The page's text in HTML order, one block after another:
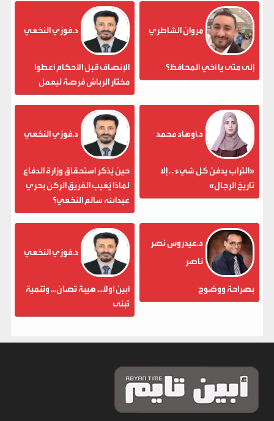
مروان الشاطري
إلى متى يا أخي المحافظ؟
د.فوزي النخعي
الإنصاف قبل الأحكام أعطوا
مختار الرباش فرصة ليعمل
د.أوهاد محمد
«التراب يدفن كل شيء . . إلا
تاريخ الرجال»
د.فوزي النخعي
حين يُذكر استحقاق وزارة الدفاع
لماذا يُغيب الفريق الركن بحري
عبدالله سالم النخعي؟
د.عيدروس نصر
ناصر
بصراحة ووضوح
د.فوزي النخعي
أبين أولاً... هيبة تُصان... وتنمية
تُبنى